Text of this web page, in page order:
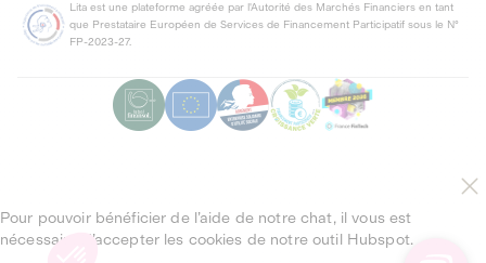
Lita est une plateforme agréée par l'Autorité des Marchés Financiers en tant
que Prestataire Européen de Services de Financement Participatif sous le N°
FP-2023-27.
Pour pouvoir bénéficier de l’aide de notre chat, il vous est
nécessaire d’accepter les cookies de notre outil Hubspot.